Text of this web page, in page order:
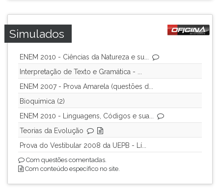
Simulados
ENEM 2010 - Ciências da Natureza e su...
Interpretação de Texto e Gramática - ...
ENEM 2007 - Prova Amarela (questões d...
Bioquimica (2)
ENEM 2010 - Linguagens, Códigos e sua...
Teorias da Evolução
Prova do Vestibular 2008 da UEPB - Lí...
Com questões comentadas.
Com conteúdo específico no site.